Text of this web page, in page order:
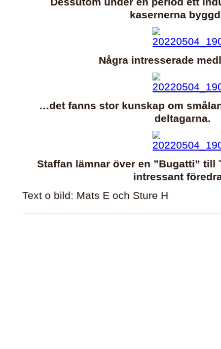
kasernerna
Några intresserade
…det fanns stor kunskap om
deltagarna.
Staffan lämnar över en ”Bugatti” till
intressant
Text o bild: Mats E och Sture H